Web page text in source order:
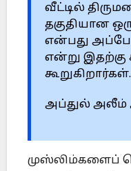
வீட்டில்
தகுதியான
என்பது
என்று
அப்துல்
முஸ்லிம்களைப்